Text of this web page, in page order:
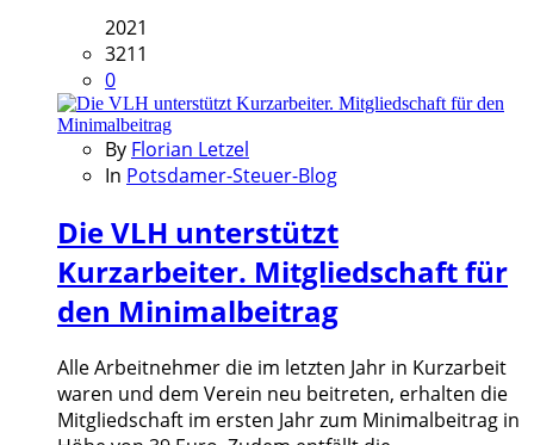
2021
3211
0
By Florian Letzel
In Potsdamer-Steuer-Blog
Die VLH unterstützt
Kurzarbeiter. Mitgliedschaft für
den Minimalbeitrag
Alle Arbeitnehmer die im letzten Jahr in Kurzarbeit
waren und dem Verein neu beitreten, erhalten die
Mitgliedschaft im ersten Jahr zum Minimalbeitrag in